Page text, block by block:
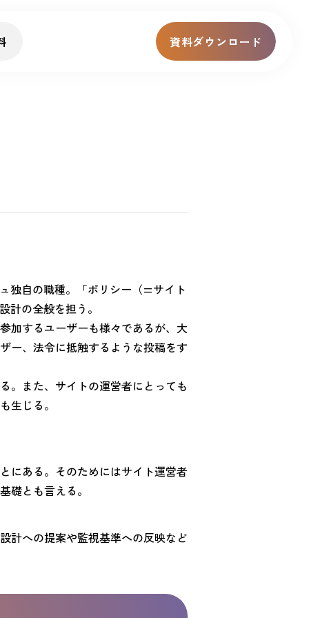
資料ダウンロード
独自の職種。「ポリシー（=サイト
の全般を担う。
加するユーザーも様々であるが、大
ー、法令に抵触するような投稿をす
。また、サイトの運営者にとっても
生じる。
にある。そのためにはサイト運営者
礎とも言える。
計への提案や監視基準への反映など